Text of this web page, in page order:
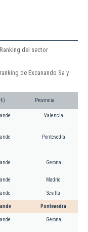
del sector
de Excanando Sa y
Provincia
Valencia
Pontevedra
Gerona
Madrid
Sevilla
Pontevedra
Gerona